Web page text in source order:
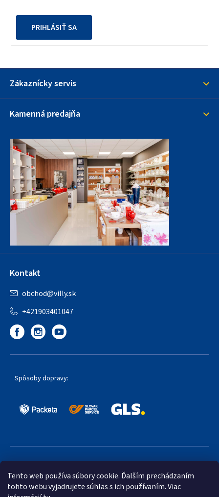
Tento web používa súbory cookie. Ďalším prechádzaním
tohto webu vyjadrujete súhlas s ich používaním. Viac
PRIHLÁSIŤ SA
Zákaznícky servis
Kamenná predajňa
Kontakt
obchod@villy.sk
+421903401047
Spôsoby dopravy:
Obľúbené spôsoby platby: